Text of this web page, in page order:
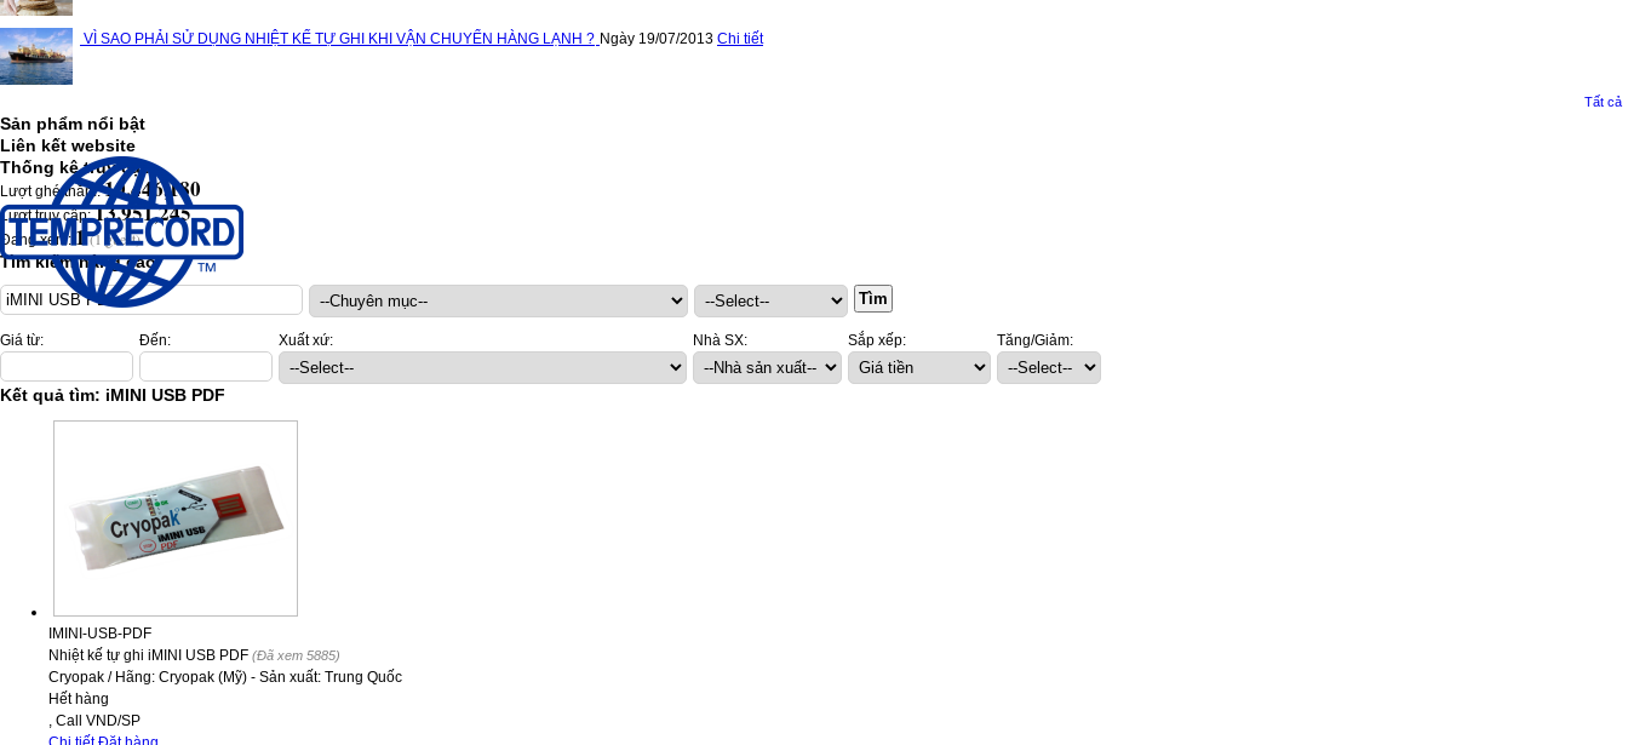
VÌ SAO PHẢI SỬ DỤNG NHIỆT KẾ TỰ GHI KHI VẬN CHUYỂN HÀNG LẠNH ? Ngày 19/07/2013 Chi tiết
Tất cả
Sản phẩm nổi bật
Liên kết website
Thống kê truy cập
Lượt ghé thăm:10,446,180
Lượt truy cập:13,951,245
Đang xem: 1(1 guest)
Tìm kiếm nâng cao
Giá từ: Đến: Xuất xứ: Nhà SX: Sắp xếp: Tăng/Giảm:
Kết quả tìm: iMINI USB PDF
IMINI-USB-PDF
Nhiệt kế tự ghi iMINI USB PDF (Đã xem 5885)
Cryopak /Hãng: Cryopak (Mỹ) - Sản xuất: Trung Quốc
Hết hàng
, Call VND/SP